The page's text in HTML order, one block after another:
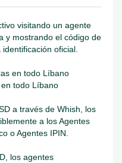
visitando un agente
y mostrando el código de
oficial.
en todo Líbano
todo Líbano
a través de Whish, los
a los Agentes
o Agentes IPIN.
los agentes